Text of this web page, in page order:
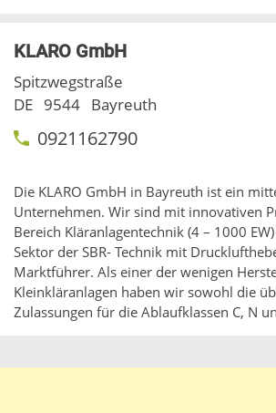
KLARO GmbH
Spitzwegstraße
DE 9544 Bayreuth
0921162790
Die KLARO GmbH in Bayreuth ist ein
Unternehmen. Wir sind mit innovativen
Bereich Kläranlagentechnik (4 – 1000
Sektor der SBR- Technik mit
Marktführer. Als einer der wenigen
Kleinkläranlagen haben wir sowohl die
Zulassungen für die Ablaufklassen C, N